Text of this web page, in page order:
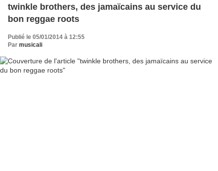
twinkle brothers, des jamaïcains au service du
bon reggae roots
Publié le 05/01/2014 à 12:55
Par musicali